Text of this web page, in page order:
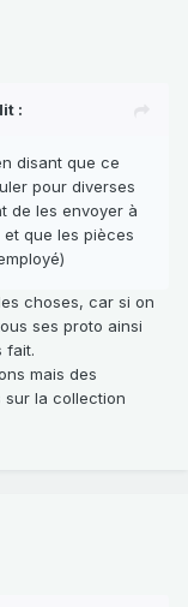
:
disant que ce
pour diverses
de les envoyer à
que les pièces
choses, car si on
ses proto ainsi
fait.
mais des
sur la collection